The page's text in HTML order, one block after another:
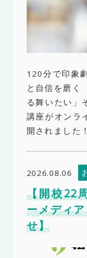
120分で印象
と自信を磨く
る舞いたい」
講座がオンラ
開されました
2026.08.06
【開校22
ーメディ
せ】